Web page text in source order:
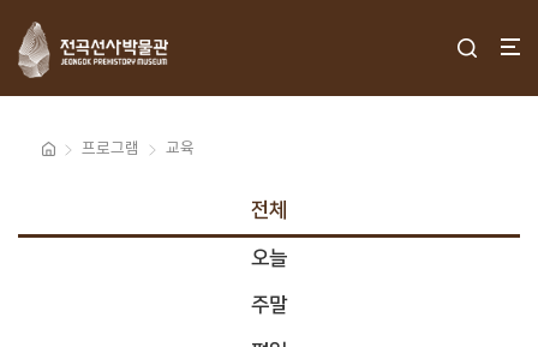
프로그램 교육
전체
오늘
주말